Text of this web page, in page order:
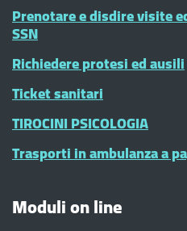
Prenotare e disdire visite
SSN
Richiedere protesi ed ausili
Ticket sanitari
TIROCINI PSICOLOGIA
Trasporti in ambulanza a
Moduli on line